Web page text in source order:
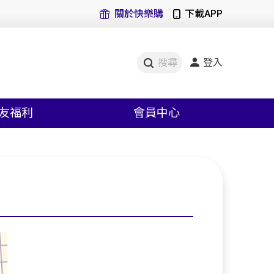
關於快樂購 下載APP
搜尋 登入
福利 會員中心